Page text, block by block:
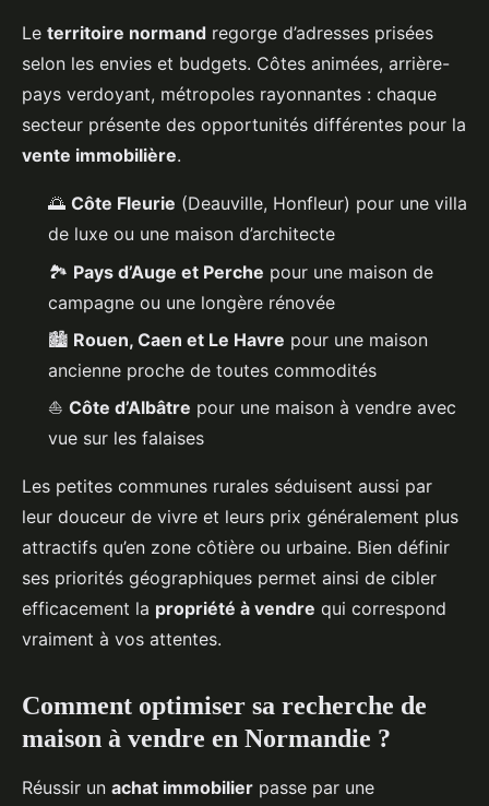
Le territoire normand regorge d’adresses prisées
selon les envies et budgets. Côtes animées, arrière-
pays verdoyant, métropoles rayonnantes : chaque
secteur présente des opportunités différentes pour la
vente immobilière.
🌅 Côte Fleurie (Deauville, Honfleur) pour une villa
de luxe ou une maison d’architecte
🏞️ Pays d’Auge et Perche pour une maison de
campagne ou une longère rénovée
🏙️ Rouen, Caen et Le Havre pour une maison
ancienne proche de toutes commodités
⛵ Côte d’Albâtre pour une maison à vendre avec
vue sur les falaises
Les petites communes rurales séduisent aussi par
leur douceur de vivre et leurs prix généralement plus
attractifs qu’en zone côtière ou urbaine. Bien définir
ses priorités géographiques permet ainsi de cibler
efficacement la propriété à vendre qui correspond
vraiment à vos attentes.
Comment optimiser sa recherche de
maison à vendre en Normandie ?
Réussir un achat immobilier passe par une